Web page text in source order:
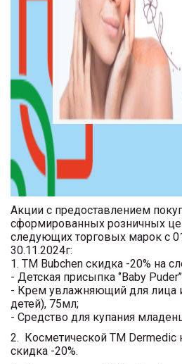
Акции с предоставлением
сформированных розничных
следующих торговых марок с
30.11.2024г:
1. ТМ Bubchen скидка -20% на
- Детская присыпка ‘’Baby
- Крем увлажняющий для лица
детей), 75мл;
- Cредство для купания
2. Косметической ТМ Dermedic
скидка -20%.